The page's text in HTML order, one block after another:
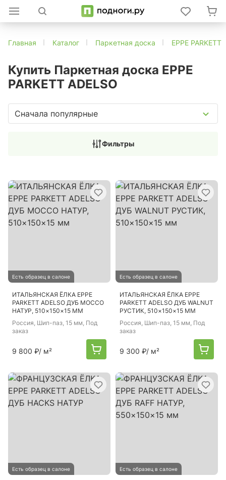
Главная Каталог Паркетная доска EPPE PARKETT
Купить Паркетная доска EPPE
PARKETT ADELSO
Сначала популярные
Фильтры
Есть образец в салоне
ИТАЛЬЯНСКАЯ ЁЛКА EPPE
PARKETT ADELSO ДУБ MOCCO
НАТУР, 510×150×15 ММ
Россия, Шип-паз, 15 мм, Под
заказ
9 800 ₽/ м²
Есть образец в салоне
ИТАЛЬЯНСКАЯ ЁЛКА EPPE
PARKETT ADELSO ДУБ WALNUT
РУСТИК, 510×150×15 ММ
Россия, Шип-паз, 15 мм, Под
заказ
9 300 ₽/ м²
Есть образец в салоне Есть образец в салоне